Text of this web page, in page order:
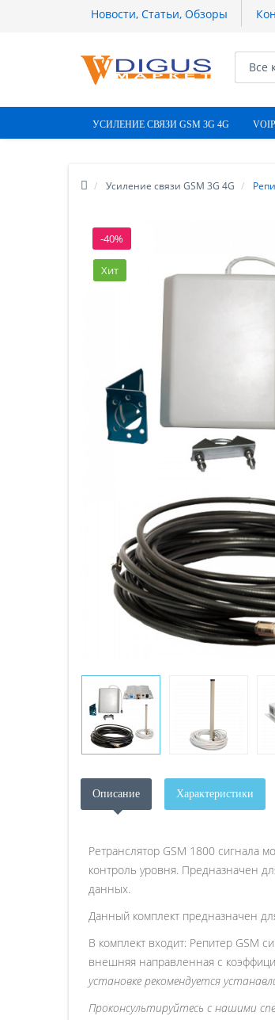
Новости, Статьи, Обзоры
Все
УСИЛЕНИЕ СВЯЗИ GSM 3G 4G
Усиление связи GSM 3G 4G
-40%
Хит
Описание Характеристики
Ретранслятор GSM 1800 сигнала
контроль уровня. Предназначен
данных.
Данный комплект предназначен
В комплект входит: Репитер GSM
внешняя направленная с
установке рекомендуется
Проконсультируйтесь с нашими